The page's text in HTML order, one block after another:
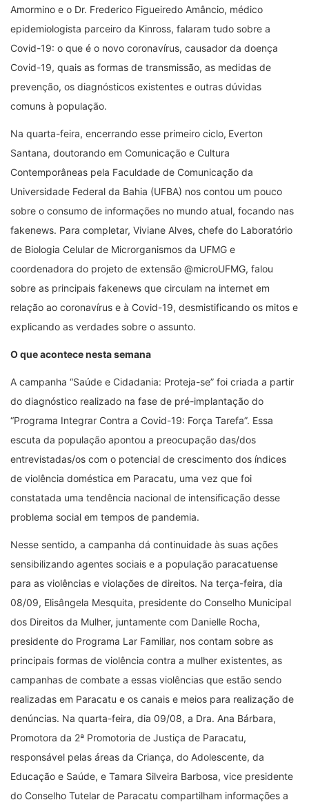
Amormino e o Dr. Frederico Figueiredo Amâncio, médico
epidemiologista parceiro da Kinross, falaram tudo sobre a
Covid-19: o que é o novo coronavírus, causador da doença
Covid-19, quais as formas de transmissão, as medidas de
prevenção, os diagnósticos existentes e outras dúvidas
comuns à população.
Na quarta-feira, encerrando esse primeiro ciclo, Everton
Santana, doutorando em Comunicação e Cultura
Contemporâneas pela Faculdade de Comunicação da
Universidade Federal da Bahia (UFBA) nos contou um pouco
sobre o consumo de informações no mundo atual, focando nas
fakenews. Para completar, Viviane Alves, chefe do Laboratório
de Biologia Celular de Microrganismos da UFMG e
coordenadora do projeto de extensão @microUFMG, falou
sobre as principais fakenews que circulam na internet em
relação ao coronavírus e à Covid-19, desmistificando os mitos e
explicando as verdades sobre o assunto.
O que acontece nesta semana
A campanha “Saúde e Cidadania: Proteja-se” foi criada a partir
do diagnóstico realizado na fase de pré-implantação do
“Programa Integrar Contra a Covid-19: Força Tarefa”. Essa
escuta da população apontou a preocupação das/dos
entrevistadas/os com o potencial de crescimento dos índices
de violência doméstica em Paracatu, uma vez que foi
constatada uma tendência nacional de intensificação desse
problema social em tempos de pandemia.
Nesse sentido, a campanha dá continuidade às suas ações
sensibilizando agentes sociais e a população paracatuense
para as violências e violações de direitos. Na terça-feira, dia
08/09, Elisângela Mesquita, presidente do Conselho Municipal
dos Direitos da Mulher, juntamente com Danielle Rocha,
presidente do Programa Lar Familiar, nos contam sobre as
principais formas de violência contra a mulher existentes, as
campanhas de combate a essas violências que estão sendo
realizadas em Paracatu e os canais e meios para realização de
denúncias. Na quarta-feira, dia 09/08, a Dra. Ana Bárbara,
Promotora da 2ª Promotoria de Justiça de Paracatu,
responsável pelas áreas da Criança, do Adolescente, da
Educação e Saúde, e Tamara Silveira Barbosa, vice presidente
do Conselho Tutelar de Paracatu compartilham informações a